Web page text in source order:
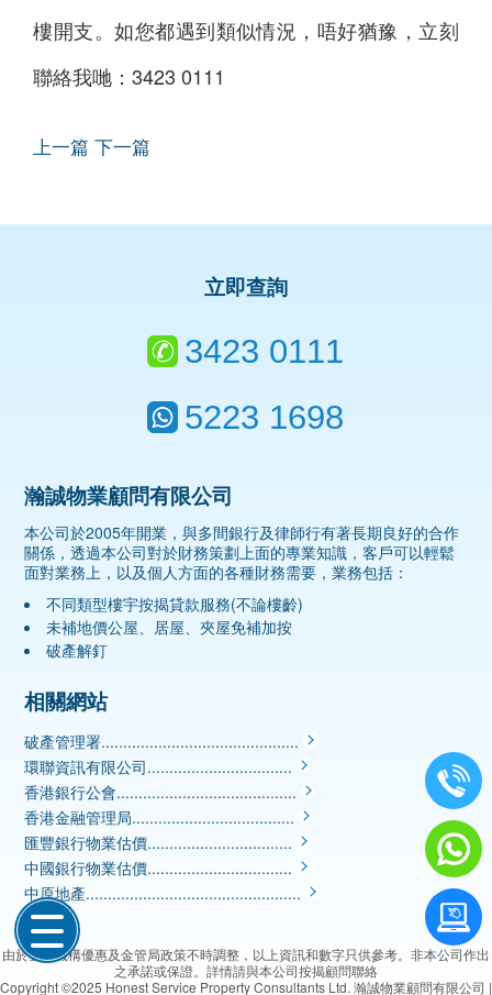
樓開支。如您都遇到類似情況，唔好猶豫，立刻
聯絡我哋：3423 0111
上一篇 下一篇
立即查詢
3423 0111
5223 1698
瀚誠物業顧問有限公司
本公司於2005年開業，與多間銀行及律師行有著長期良好的合作
關係，透過本公司對於財務策劃上面的專業知識，客戶可以輕鬆
面對業務上，以及個人方面的各種財務需要，業務包括：
不同類型樓宇按揭貸款服務(不論樓齡)
未補地價公屋、居屋、夾屋免補加按
破產解釘
相關網站
破產管理署.............................................
環聯資訊有限公司.................................
香港銀行公會.........................................
香港金融管理局.....................................
匯豐銀行物業估價.................................
中國銀行物業估價.................................
中原地產.................................................
由於金融機構優惠及金管局政策不時調整，以上資訊和數字只供參考。非本公司作出
之承諾或保證。詳情請與本公司按揭顧問聯絡
Copyright ©2025 Honest Service Property Consultants Ltd. 瀚誠物業顧問有限公司 |